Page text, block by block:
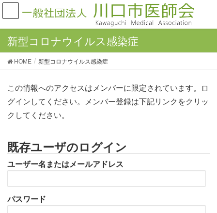
新型コロナウイルス感染症
HOME 新型コロナウイルス感染症
この情報へのアクセスはメンバーに限定されています。ロ
グインしてください。メンバー登録は下記リンクをクリッ
クしてください。
既存ユーザのログイン
ユーザー名またはメールアドレス
パスワード